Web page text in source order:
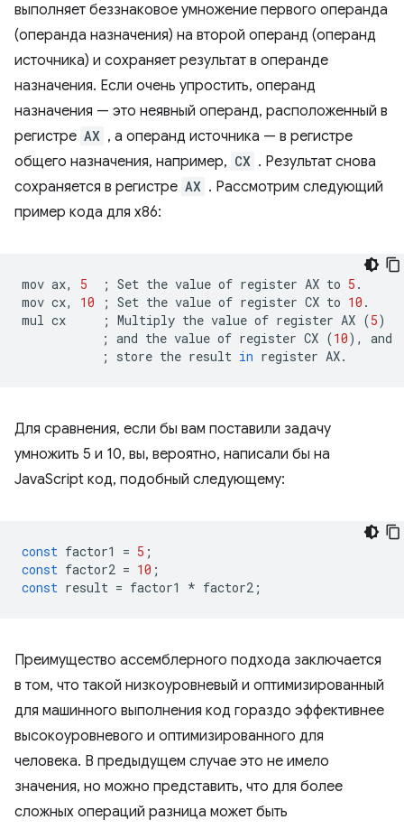
выполняет беззнаковое умножение первого операнда
(операнда назначения) на второй операнд (операнд
источника) и сохраняет результат в операнде
назначения. Если очень упростить, операнд
назначения — это неявный операнд, расположенный в
регистре AX , а операнд источника — в регистре
общего назначения, например, CX . Результат снова
сохраняется в регистре AX . Рассмотрим следующий
пример кода для x86:
mov ax, 5 ; Set the value of register AX to 5 .
mov cx, 10 ; Set the value of register CX to 10 .
mul cx ; Multiply the value of register AX (5)
; and the value of register CX (10) ,
;
store the result in register
Для сравнения, если бы вам поставили задачу
умножить 5 и 10, вы, вероятно, написали бы на
JavaScript код, подобный следующему:
const factor1 = 5 ;
const factor2 = 10 ;
const result = factor1 * factor2 ;
Преимущество ассемблерного подхода заключается
в том, что такой низкоуровневый и оптимизированный
для машинного выполнения код гораздо эффективнее
высокоуровневого и оптимизированного для
человека. В предыдущем случае это не имело
значения, но можно представить, что для более
сложных операций разница может быть